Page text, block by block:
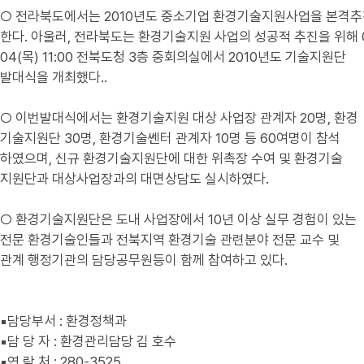
○ 전라북도에서는 2010년도 중소기업 환경기술지원사업을 본격추
한다. 아울러, 전라북도는 환경기술지원 사업의 성공적 추진을 위해
04(목) 11:00 전북도청 3층 중회의실에서 2010년도 기술지원단
발대식을 개최했다..
○ 이번발대식에서는 환경기술지원 대상 사업장 관계자 20명, 환경
기술지원단 30명, 환경기술쎈터 관계자 10명 등 60여명이 참석
하였으며, 신규 환경기술지원단에 대한 위촉장 수여 및 환경기술
지원단과 대상사업장과의 대면상담도 실시하였다.
○ 환경기술지원단은 도내 사업장에서 10년 이상 실무 경험이 있는
전문 환경기술인들과 전북지역 환경기술 관련분야 전문 교수 및
관계 행정기관의 담당공무원등이 함께 참여하고 있다.
▪담당부서 : 환경정책과
▪담 당 자 : 환경관리담당 김 호수